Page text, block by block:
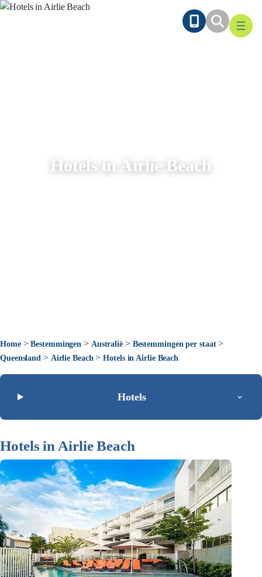
Ga
Hotels in Airlie Beach
Home>Bestemmingen > Australië> Bestemmingen per staat>
Queensland > Airlie Beach >Hotels in Airlie Beach
Hotels
Hotels in Airlie Beach